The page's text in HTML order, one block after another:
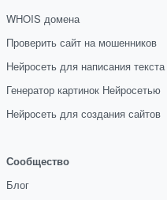
WHOIS домена
Проверить сайт на мошенников
Нейросеть для написания текста
Генератор картинок Нейросетью
Нейросеть для создания сайтов
Сообщество
Блог